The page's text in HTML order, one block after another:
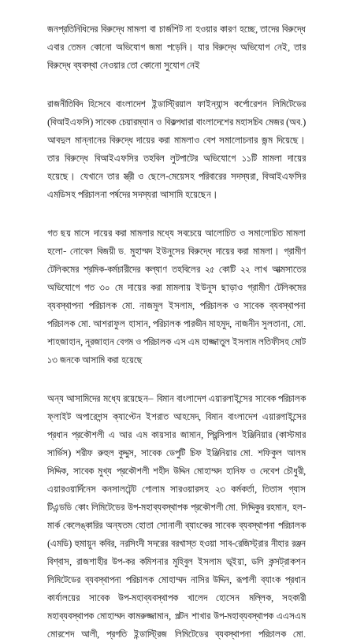
জনপ্রতিনিধিদের বিরুদ্ধে মামলা বা চার্জশিট না হওয়ার কারণ হচ্ছে, তাদের বিরুদ্ধে
এবার তেমন কোনো অভিযোগ জমা পড়েনি। যার বিরুদ্ধে অভিযোগ নেই, তার
বিরুদ্ধে ব্যবস্থা নেওয়ার তো কোনো সুযোগ নেই
রাজনীতিবিদ হিসেবে বাংলাদেশ ইন্ডাস্ট্রিয়াল ফাইন্যান্স কর্পোরেশন লিমিটেডের
(বিআইএফসি) সাবেক চেয়ারম্যান ও বিকল্পধারা বাংলাদেশের মহাসচিব মেজর (অব.)
আবদুল মান্নানের বিরুদ্ধে দায়ের করা মামলাও বেশ সমালোচনার জন্ম দিয়েছে।
তার বিরুদ্ধে বিআইএফসির তহবিল লুটপাটের অভিযোগে ১১টি মামলা দায়ের
হয়েছে। যেখানে তার স্ত্রী ও ছেলে-মেয়েসহ পরিবারের সদস্যরা, বিআইএফসির
এমডিসহ পরিচালনা পর্ষদের সদস্যরা আসামি হয়েছেন।
গত ছয় মাসে দায়ের করা মামলার মধ্যে সবচেয়ে আলোচিত ও সমালোচিত মামলা
হলো- নোবেল বিজয়ী ড. মুহাম্মদ ইউনুসের বিরুদ্ধে দায়ের করা মামলা। গ্রামীণ
টেলিকমের শ্রমিক-কর্মচারীদের কল্যাণ তহবিলের ২৫ কোটি ২২ লাখ আত্মসাতের
অভিযোগে গত ৩০ মে দায়ের করা মামলায় ইউনুস ছাড়াও গ্রামীণ টেলিকমের
ব্যবস্থাপনা পরিচালক মো. নাজমুল ইসলাম, পরিচালক ও সাবেক ব্যবস্থাপনা
পরিচালক মো. আশরাফুল হাসান, পরিচালক পারভীন মাহমুদ, নাজনীন সুলতানা, মো.
শাহজাহান, নূরজাহান বেগম ও পরিচালক এস এম হাজ্জাতুল ইসলাম লতিফীসহ মোট
১৩ জনকে আসামি করা হয়েছে
অন্য আসামিদের মধ্যে রয়েছেন– বিমান বাংলাদেশ এয়ারলাইন্সের সাবেক পরিচালক
ফ্লাইট অপারেশন্স ক্যাপ্টেন ইশরাত আহমেদ, বিমান বাংলাদেশ এয়ারলাইন্সের
প্রধান প্রকৌশলী এ আর এম কায়সার জামান, প্রিন্সিপাল ইঞ্জিনিয়ার (কাস্টমার
সার্ভিস) শরীফ রুহুল কুদ্দুস, সাবেক ডেপুটি চিফ ইঞ্জিনিয়ার মো. শফিকুল আলম
সিদ্দিক, সাবেক মুখ্য প্রকৌশলী শহীদ উদ্দিন মোহাম্মদ হানিফ ও দেবেশ চৌধুরী,
এয়ারওয়ার্দিনেস কনসালটেন্ট গোলাম সারওয়ারসহ ২৩ কর্মকর্তা, তিতাস গ্যাস
টিএন্ডডি কোং লিমিটেডের উপ-মহাব্যবস্থাপক প্রকৌশলী মো. সিদ্দিকুর রহমান, হল-
মার্ক কেলেঙ্কারির অন্যতম হোতা সোনালী ব্যাংকের সাবেক ব্যবস্থাপনা পরিচালক
(এমডি) হুমায়ুন কবির, নরসিংদী সদরের বরখাস্ত হওয়া সাব-রেজিস্ট্রার নীহার রঞ্জন
বিশ্বাস, রাজশাহীর উপ-কর কমিশনার মুহিবুল ইসলাম ভূইয়া, ডলি কন্সট্রাকশন
লিমিটেডের ব্যবস্থাপনা পরিচালক মোহাম্মদ নাসির উদ্দিন, রূপালী ব্যাংক প্রধান
কার্যালয়ের সাবেক উপ-মহাব্যবস্থাপক খালেদ হোসেন মল্লিক, সহকারী
মহাব্যবস্থাপক মোহাম্মদ কামরুজ্জামান, পল্টন শাখার উপ-মহাব্যবস্থাপক এএসএম
মোরশেদ আলী, প্রগতি ইন্ডাস্ট্রিজ লিমিটেডের ব্যবস্থাপনা পরিচালক মো.